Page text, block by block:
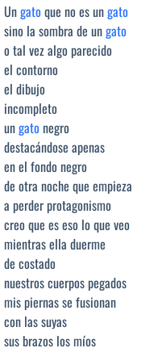
Ungato que no es ungato
sino la sombra de ungato
o tal vez algo parecido
el contorno
el dibujo
incompleto
ungato negro
destacándose apenas
en el fondo negro
de otra noche que empieza
a perder protagonismo
creo que es eso lo que veo
mientras ella duerme
de costado
nuestros cuerpos pegados
mis piernas se fusionan
con las suyas
sus brazos los míos